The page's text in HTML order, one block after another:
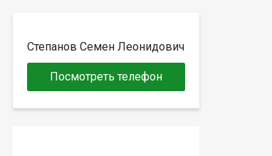
Степанов Семен Леонидович
Посмотреть телефон